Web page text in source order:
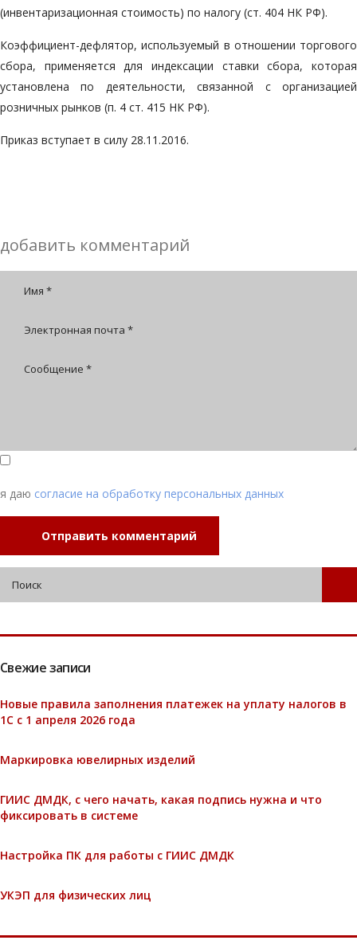
(инвентаризационная стоимость) по налогу (ст. 404 НК РФ).
Коэффициент-дефлятор, используемый в отношении торгового
сбора, применяется для индексации ставки сбора, которая
установлена по деятельности, связанной с организацией
розничных рынков (п. 4 ст. 415 НК РФ).
Приказ вступает в силу 28.11.2016.
добавить комментарий
я даю согласие на обработку персональных данных
Отправить комментарий
Свежие записи
Новые правила заполнения платежек на уплату налогов в
1С с 1 апреля 2026 года
Маркировка ювелирных изделий
ГИИС ДМДК, с чего начать, какая подпись нужна и что
фиксировать в системе
Настройка ПК для работы с ГИИС ДМДК
УКЭП для физических лиц